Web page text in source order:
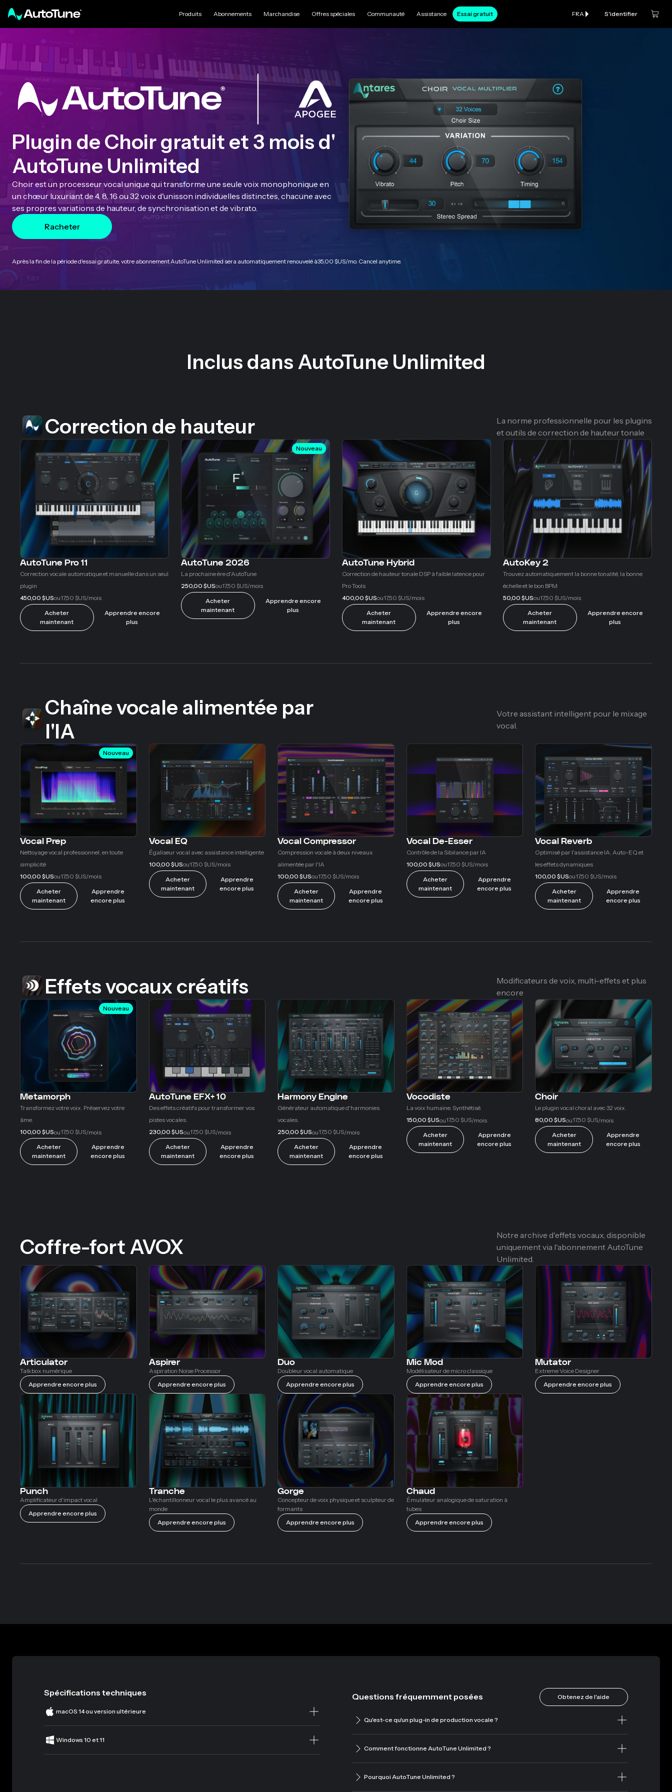
Produits Abonnements Marchandise Offres spéciales Communauté Assistance Essai gratuit FRA S'identifier
Plugin de Choir gratuit et 3 mois d'
AutoTune Unlimited
Choir est un processeur vocal unique qui transforme une seule voix monophonique en
un chœur luxuriant de 4, 8, 16 ou 32 voix d'unisson individuelles distinctes, chacune avec
ses propres variations de hauteur, de synchronisation et de vibrato.
Racheter
Après la fin de la période d'essai gratuite, votre abonnement AutoTune Unlimited sera automatiquement renouvelé à35,00 $US/mo. Cancel anytime.
Inclus dans AutoTune Unlimited
Correction de hauteur
La norme professionnelle pour les plugins
et outils de correction de hauteur tonale
AutoTune Pro 11
Correction vocale automatique et manuelle dans un seul
plugin
450,00 $USou17,50 $US/mois
Acheter
maintenant
Apprendre encore
plus
Nouveau
AutoTune 2026
La prochaine ère d'AutoTune
250,00 $USou17,50 $US/mois
Acheter
maintenant
Apprendre encore
plus
AutoTune Hybrid
Correction de hauteur tonale DSP à faible latence pour
Pro Tools
400,00 $USou17,50 $US/mois
Acheter
maintenant
Apprendre encore
plus
AutoKey 2
Trouvez automatiquement la bonne tonalité, la bonne
échelle et le bon BPM
50,00 $USou17,50 $US/mois
Acheter
maintenant
Apprendre encore
plus
Chaîne vocale alimentée par
l'IA
Votre assistant intelligent pour le mixage
vocal.
Nouveau
Vocal Prep
Nettoyage vocal professionnel, en toute
simplicité
100,00 $USou17,50 $US/mois
Acheter
maintenant
Apprendre
encore plus
Vocal EQ
Égaliseur vocal avec assistance intelligente
100,00 $USou17,50 $US/mois
Acheter
maintenant
Apprendre
encore plus
Vocal Compressor
Compression vocale à deux niveaux
alimentée par l'IA
100,00 $USou17,50 $US/mois
Acheter
maintenant
Apprendre
encore plus
Vocal De-Esser
Contrôle de la Sibilance par IA
100,00 $USou17,50 $US/mois
Acheter
maintenant
Apprendre
encore plus
Vocal Reverb
Optimisé par l'assistance IA, Auto-EQ et
les effets dynamiques
100,00 $USou17,50 $US/mois
Acheter
maintenant
Apprendre
encore plus
Effets vocaux créatifs
Modificateurs de voix, multi-effets et plus
encore
Nouveau
Metamorph
Transformez votre voix. Préservez votre
âme.
100,00 $USou17,50 $US/mois
Acheter
maintenant
Apprendre
encore plus
AutoTune EFX+ 10
Des effets créatifs pour transformer vos
pistes vocales.
230,00 $USou17,50 $US/mois
Acheter
maintenant
Apprendre
encore plus
Harmony Engine
Générateur automatique d'harmonies
vocales.
250,00 $USou17,50 $US/mois
Acheter
maintenant
Apprendre
encore plus
Vocodiste
La voix humaine. Synthétisé.
150,00 $USou17,50 $US/mois
Acheter
maintenant
Apprendre
encore plus
Choir
Le plugin vocal choral avec 32 voix.
80,00 $USou17,50 $US/mois
Acheter
maintenant
Apprendre
encore plus
Coffre-fort AVOX
Notre archive d'effets vocaux, disponible
uniquement via l'abonnement AutoTune
Unlimited.
Articulator
Talkbox numérique
Apprendre encore plus
Aspirer
Aspiration Noise Processor
Apprendre encore plus
Duo
Doubleur vocal automatique
Apprendre encore plus
Mic Mod
Modélisateur de micro classique
Apprendre encore plus
Mutator
Extreme Voice Designer
Apprendre encore plus
Punch
Amplificateur d'impact vocal
Apprendre encore plus
Tranche
L'échantillonneur vocal le plus avancé au
monde
Apprendre encore plus
Gorge
Concepteur de voix physique et sculpteur de
formants
Apprendre encore plus
Chaud
Émulateur analogique de saturation à
tubes
Apprendre encore plus
Spécifications techniques
macOS 14 ou version ultérieure
Windows 10 et 11
Questions fréquemment posées Obtenez de l'aide
Qu'est-ce qu'un plug-in de production vocale ?
Comment fonctionne AutoTune Unlimited ?
Pourquoi AutoTune Unlimited ?